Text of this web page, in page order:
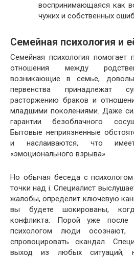
воспринимающаяся как
чужих и собственных
Семейная психология и
Семейная психология помогает
отношения между
возникающие в семье,
первенства принадлежат
расторжению браков и
младшими поколениями. Даже
гарантии безоблачного
Бытовые неприязненные
и наслаиваются, что
«эмоционального взрыва».
Но обычая беседа с
точки над i. Специалист
жалобы, определит ключевую
вы будете шокированы,
конфликта. Порой уже после
психологом люди
спровоцировать скандал.
выход из любых ситуаций,